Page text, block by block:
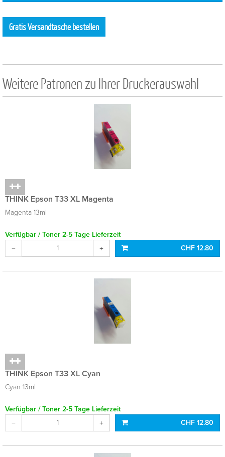
Gratis Versandtasche bestellen
Weitere Patronen zu Ihrer Druckerauswahl
THINK Epson T33 XL Magenta
Magenta 13ml
Verfügbar / Toner 2-5 Tage Lieferzeit
CHF 12.80
THINK Epson T33 XL Cyan
Cyan 13ml
Verfügbar / Toner 2-5 Tage Lieferzeit
CHF 12.80